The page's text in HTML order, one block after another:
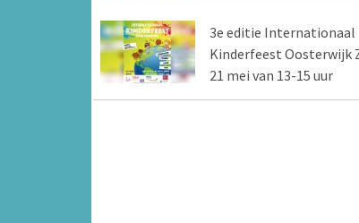
3e editie Internationaal
Kinderfeest Oosterwijk
21 mei van 13-15 uur